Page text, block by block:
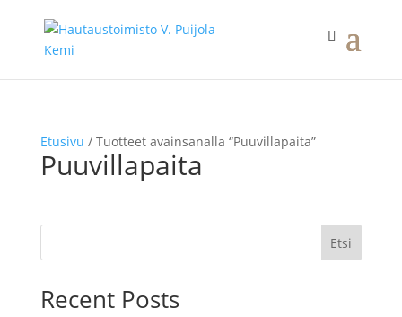
Etusivu / Tuotteet avainsanalla “Puuvillapaita”
Puuvillapaita
Etsi
Recent Posts